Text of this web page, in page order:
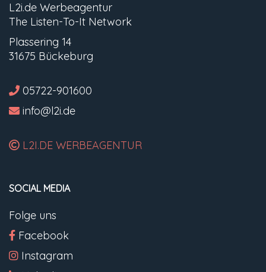
L2i.de Werbeagentur
The Listen-To-It Network
Plassering 14
31675 Bückeburg
05722-901600
info@l2i.de
L2I.DE WERBEAGENTUR
SOCIAL MEDIA
Folge uns
Facebook
Instagram